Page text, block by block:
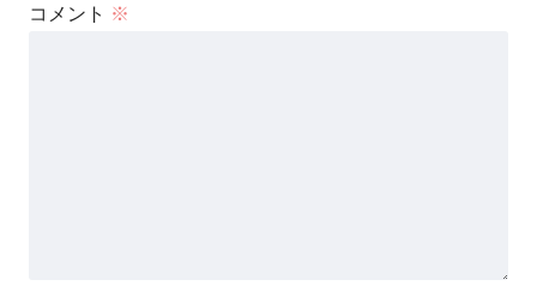
コメント ※